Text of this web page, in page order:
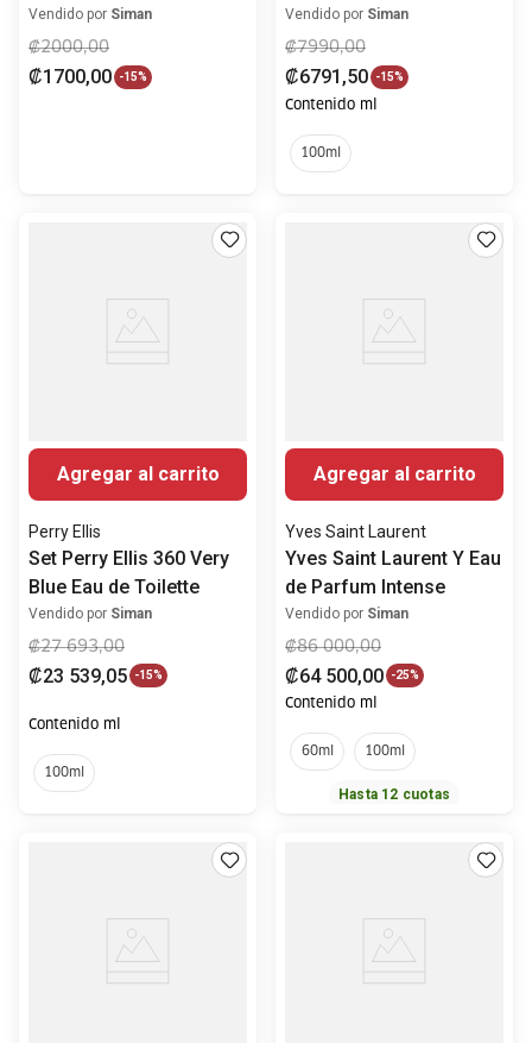
On) 50ml
Vendido por Siman
₡2000,00
₡1700,00 -15%
Vendido por Siman
₡7990,00
₡6791 ,50 -15%
Contenido ml
100ml
Agregar al carrito
Perry Ellis
Set Perry Ellis 360 Very
Blue Eau de Toilette
Vendido por Siman
₡27 693,00
₡23 539,05 -15%
Contenido ml
100ml
Agregar al carrito
Yves Saint Laurent
Yves Saint Laurent Y Eau
de Parfum Intense
Vendido por Siman
₡86 000,00
₡64 500,00 -25%
Contenido ml
60ml 100ml
Hasta 12 cuotas